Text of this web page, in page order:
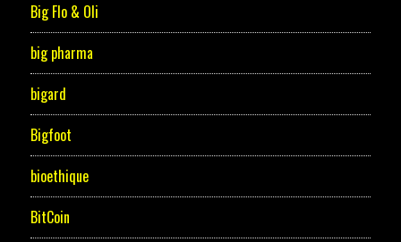
Big Flo & Oli
big pharma
bigard
Bigfoot
bioethique
BitCoin